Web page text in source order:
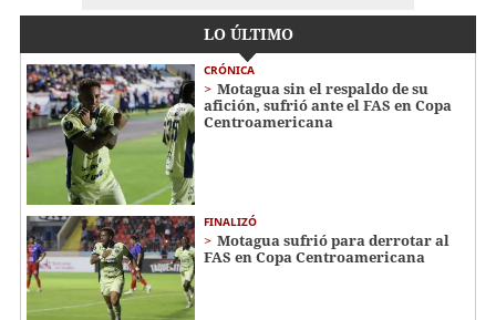
LO ÚLTIMO
CRÓNICA
Motagua sin el respaldo de su
afición, sufrió ante el FAS en Copa
Centroamericana
FINALIZÓ
Motagua sufrió para derrotar al
FAS en Copa Centroamericana